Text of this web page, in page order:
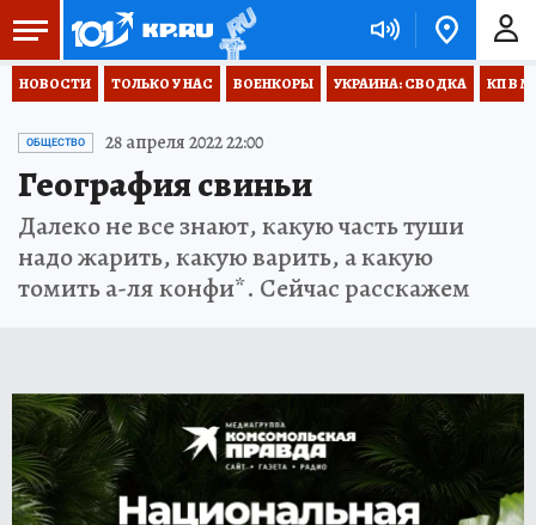
НОВОСТИ ТОЛЬКО У НАС ВОЕНКОРЫ УКРАИНА: СВОДКА КП В
ОБЩЕСТВО 28 апреля 2022 22:00
География свиньи
Далеко не все знают, какую часть туши
надо жарить, какую варить, а какую
томить а-ля конфи*. Сейчас расскажем